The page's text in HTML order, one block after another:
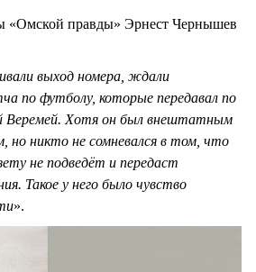
«Омской правды» Эрнест Чернышев
выход номера, ждали
по футболу, которые передавал по
Веремей. Хотя он был внештатным
но никто не сомневался в том, что
не подведёт и передаст
Такое у него было чувство
».